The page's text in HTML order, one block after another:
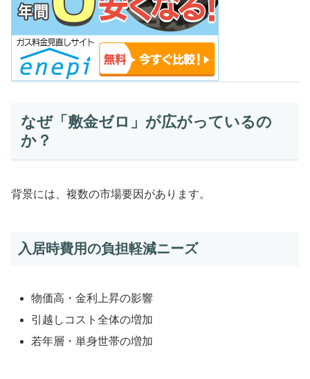
なぜ「敷金ゼロ」が広がっているの
か？
背景には、複数の市場要因があります。
入居時費用の負担軽減ニーズ
物価高・金利上昇の影響
引越しコスト全体の増加
若年層・単身世帯の増加